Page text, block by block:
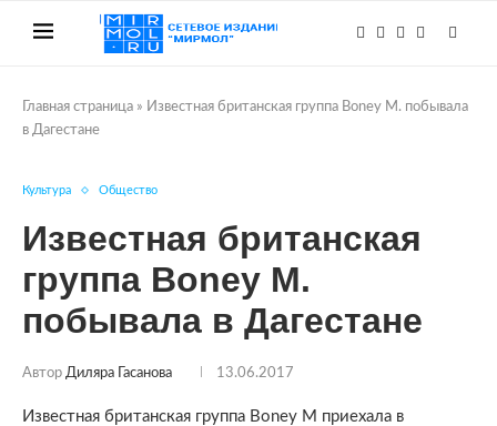
Главная страница » Известная британская группа Boney M. побывала
в Дагестане
Культура Общество
Известная британская
группа Boney M.
побывала в Дагестане
Автор Диляра Гасанова 13.06.2017
Известная британская группа Boney M приехала в